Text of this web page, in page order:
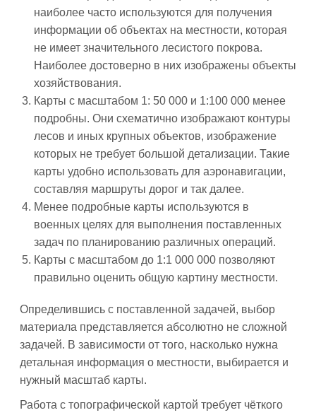
наиболее часто используются для получения
информации об объектах на местности, которая
не имеет значительного лесистого покрова.
Наиболее достоверно в них изображены объекты
хозяйствования.
Карты с масштабом 1: 50 000 и 1:100 000 менее
подробны. Они схематично изображают контуры
лесов и иных крупных объектов, изображение
которых не требует большой детализации. Такие
карты удобно использовать для аэронавигации,
составляя маршруты дорог и так далее.
Менее подробные карты используются в
военных целях для выполнения поставленных
задач по планированию различных операций.
Карты с масштабом до 1:1 000 000 позволяют
правильно оценить общую картину местности.
Определившись с поставленной задачей, выбор
материала представляется абсолютно не сложной
задачей. В зависимости от того, насколько нужна
детальная информация о местности, выбирается и
нужный масштаб карты.
Работа с топографической картой требует чёткого